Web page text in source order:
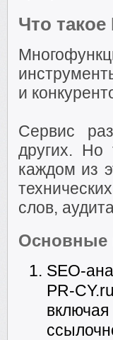
Что такое
и
Сервис
других. Но
каждом из
слов,
Основные
SEO-
PR-